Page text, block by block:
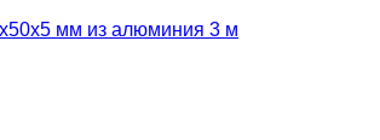
мм из алюминия 3 м